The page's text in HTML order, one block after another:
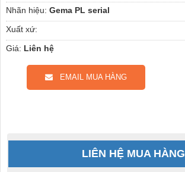
Nhãn hiệu: Gema PL serial
Xuất xứ:
Giá: Liên hệ
EMAIL MUA HÀNG
LIÊN HỆ MUA HÀNG